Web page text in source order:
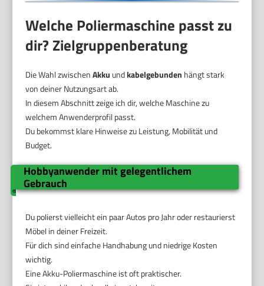
Welche Poliermaschine passt zu
dir? Zielgruppenberatung
Die Wahl zwischenAkku undkabelgebunden hängt stark
von deiner Nutzungsart ab.
In diesem Abschnitt zeige ich dir, welche Maschine zu
welchem Anwenderprofil passt.
Du bekommst klare Hinweise zu Leistung, Mobilität und
Budget.
Hobbyanwender mit gelegentlichem
Gebrauch
Du polierst vielleicht ein paar Autos pro Jahr oder restaurierst
Möbel in deiner Freizeit.
Für dich sind einfache Handhabung und niedrige Kosten
wichtig.
Eine Akku-Poliermaschine ist oft praktischer.